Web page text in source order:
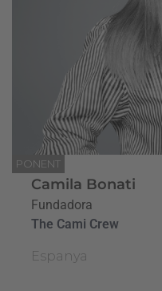
PONENT
Camila Bonati
Fundadora
The Cami Crew
Espanya